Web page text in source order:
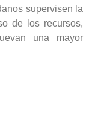
supervisen la
de los recursos,
una mayor